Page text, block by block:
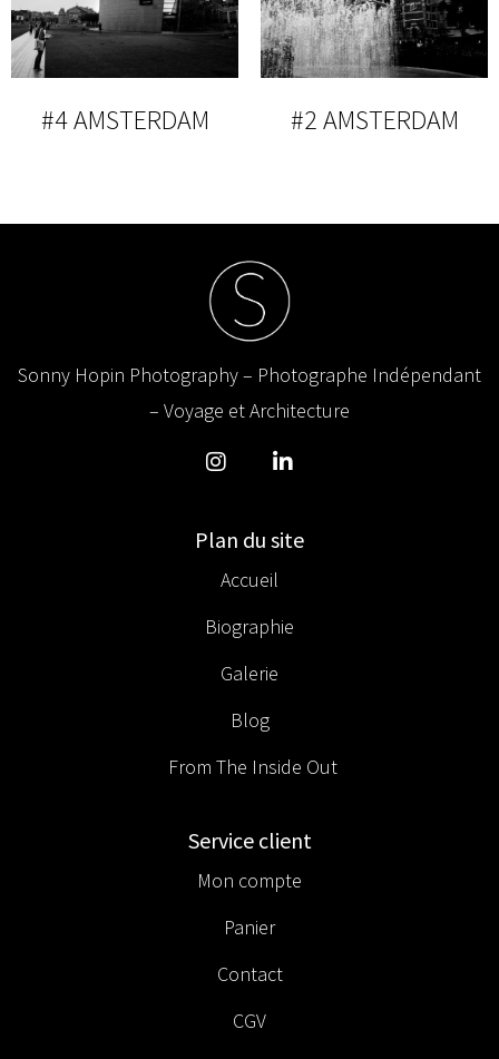
#4 AMSTERDAM #2 AMSTERDAM
Sonny Hopin Photography – Photographe Indépendant
– Voyage et Architecture
Plan du site
Accueil
Biographie
Galerie
Blog
From The Inside Out
Service client
Mon compte
Panier
Contact
CGV